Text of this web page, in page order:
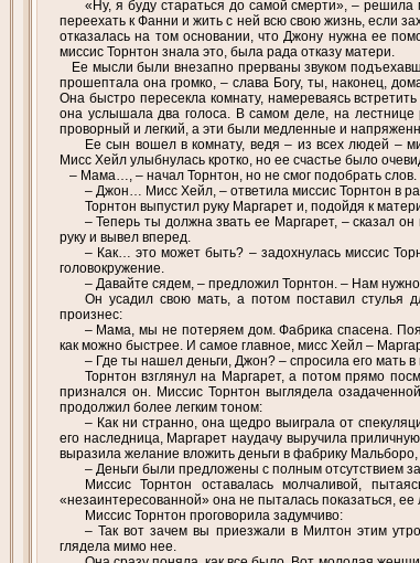
«Ну, я буду стараться до самой смерти», –
переехать к Фанни и жить с ней всю свою жизнь, если
отказалась на том основании, что Джону нужна ее
миссис Торнтон знала это, была рада отказу матери.
Ее мысли были внезапно прерваны звуком
прошептала она громко, – слава Богу, ты, наконец,
Она быстро пересекла комнату, намереваясь
она услышала два голоса. В самом деле, на
проворный и легкий, а эти были медленные и
Ее сын вошел в комнату, ведя – из всех людей –
Мисс Хейл улыбнулась кротко, но ее счастье было
– Мама…, – начал Торнтон, но не смог подобрать слов.
– Джон… Мисс Хейл, – ответила миссис Торнтон в
Торнтон выпустил руку Маргарет и, подойдя к
– Теперь ты должна звать ее Маргарет, – сказал
руку и вывел вперед.
– Как… это может быть? – задохнулась миссис
головокружение.
– Давайте сядем, – предложил Торнтон. – Нам
Он усадил свою мать, а потом поставил стулья
произнес:
– Мама, мы не потеряем дом. Фабрика спасена.
как можно быстрее. И самое главное, мисс Хейл –
– Где ты нашел деньги, Джон? – спросила его мать
Торнтон взглянул на Маргарет, а потом прямо
признался он. Миссис Торнтон выглядела
продолжил более легким тоном:
– Как ни странно, она щедро выиграла от
его наследница, Маргарет наудачу выручила
выразила желание вложить деньги в фабрику
– Деньги были предложены с полным отсутствием
Миссис Торнтон оставалась молчаливой,
«незаинтересованной» она не пыталась показаться,
Миссис Торнтон проговорила задумчиво:
– Так вот зачем вы приезжали в Милтон этим
глядела мимо нее.